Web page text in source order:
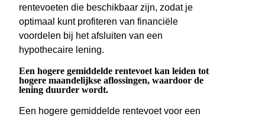
rentevoeten die beschikbaar zijn, zodat je
optimaal kunt profiteren van financiële
voordelen bij het afsluiten van een
hypothecaire lening.
Een hogere gemiddelde rentevoet kan leiden tot
hogere maandelijkse aflossingen, waardoor de
lening duurder wordt.
Een hogere gemiddelde rentevoet voor een